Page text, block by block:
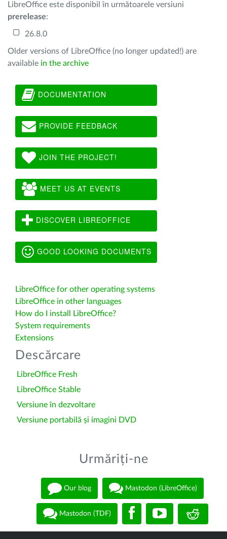
LibreOffice este disponibil în următoarele versiuni
prerelease:
26.8.0
Older versions of LibreOffice (no longer updated!) are
available in the archive
DOCUMENTATION
PROVIDE FEEDBACK
JOIN THE PROJECT!
MEET US AT EVENTS
DISCOVER LIBREOFFICE
GOOD LOOKING DOCUMENTS
LibreOffice for other operating systems
LibreOffice in other languages
How do I install LibreOffice?
System requirements
Extensions
Descărcare
LibreOffice Fresh
LibreOffice Stable
Versiune în dezvoltare
Versiune portabilă și imagini DVD
Urmăriți-ne
Our blog Mastodon (LibreOffice)
Mastodon (TDF)